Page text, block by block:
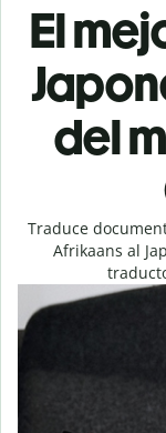
El
del
Traduce
Afrikaans al